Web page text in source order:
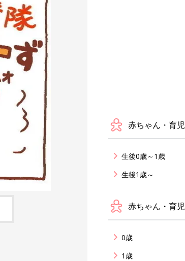
赤ちゃん・育児
生後0歳～1歳
生後1歳～
赤ちゃん・育児
0歳
1歳